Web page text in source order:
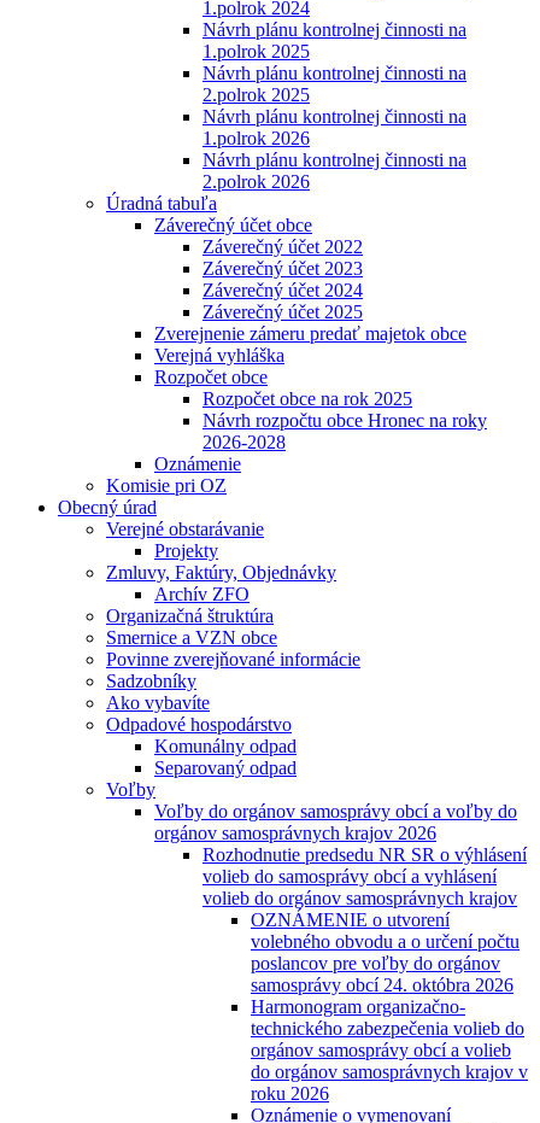
1.polrok 2024
Návrh plánu kontrolnej činnosti na
1.polrok 2025
Návrh plánu kontrolnej činnosti na
2.polrok 2025
Návrh plánu kontrolnej činnosti na
1.polrok 2026
Návrh plánu kontrolnej činnosti na
2.polrok 2026
Úradná tabuľa
Záverečný účet obce
Záverečný účet 2022
Záverečný účet 2023
Záverečný účet 2024
Záverečný účet 2025
Zverejnenie zámeru predať majetok obce
Verejná vyhláška
Rozpočet obce
Rozpočet obce na rok 2025
Návrh rozpočtu obce Hronec na roky
2026-2028
Oznámenie
Komisie pri OZ
Obecný úrad
Verejné obstarávanie
Projekty
Zmluvy, Faktúry, Objednávky
Archív ZFO
Organizačná štruktúra
Smernice a VZN obce
Povinne zverejňované informácie
Sadzobníky
Ako vybavíte
Odpadové hospodárstvo
Komunálny odpad
Separovaný odpad
Voľby
Voľby do orgánov samosprávy obcí a voľby do
orgánov samosprávnych krajov 2026
Rozhodnutie predsedu NR SR o výhlásení
volieb do samosprávy obcí a vyhlásení
volieb do orgánov samosprávnych krajov
OZNÁMENIE o utvorení
volebného obvodu a o určení počtu
poslancov pre voľby do orgánov
samosprávy obcí 24. októbra 2026
Harmonogram organizačno-
technického zabezpečenia volieb do
orgánov samosprávy obcí a volieb
do orgánov samosprávnych krajov v
roku 2026
Oznámenie o vymenovaní